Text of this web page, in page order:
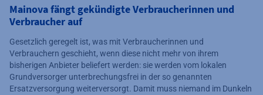
Mainova fängt gekündigte Verbraucherinnen und
Verbraucher auf
Gesetzlich geregelt ist, was mit Verbraucherinnen und
Verbrauchern geschieht, wenn diese nicht mehr von ihrem
bisherigen Anbieter beliefert werden: sie werden vom lokalen
Grundversorger unterbrechungsfrei in der so genannten
Ersatzversorgung weiterversorgt. Damit muss niemand im Dunkeln